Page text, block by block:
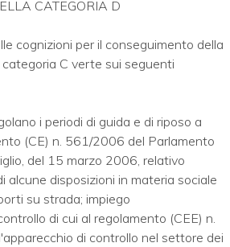
CATEGORIA D
cognizioni per il conseguimento della
C verte sui seguenti
i periodi di guida e di riposo a
(CE) n. 561/2006 del Parlamento
del 15 marzo 2006, relativo
alcune disposizioni in materia sociale
su strada; impiego
di cui al regolamento (CEE) n.
di controllo nel settore dei